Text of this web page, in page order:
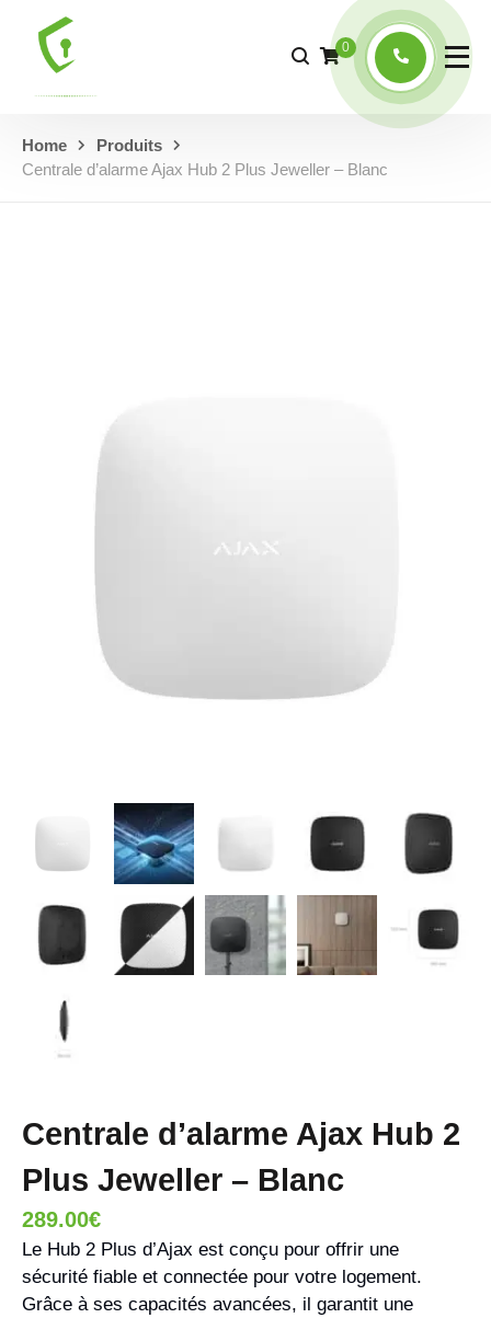
0
Home
Produits
Centrale d’alarme Ajax Hub 2 Plus Jeweller – Blanc
Centrale d’alarme Ajax Hub 2
Plus Jeweller – Blanc
289.00€
Le Hub 2 Plus d’Ajax est conçu pour offrir une
sécurité fiable et connectée pour votre logement.
Grâce à ses capacités avancées, il garantit une